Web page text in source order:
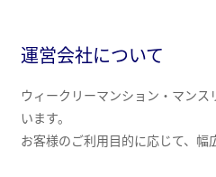
運営会社について
ウィークリーマンション・マン
います。
お客様のご利用目的に応じて、幅